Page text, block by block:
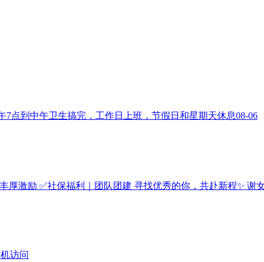
点到中午卫生搞完，工作日上班，节假日和星期天休息08-06
激励 ✅社保福利｜团队团建 寻找优秀的你，共赴新程✨ 谢
访问